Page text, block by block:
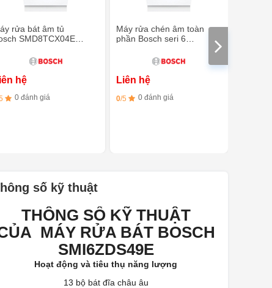
rửa bát âm tủ
SMD8TCX04E
hệ
0 đánh giá
Máy rửa chén âm toàn
phần Bosch seri 6
Liên hệ
0/5 0 đánh giá
số kỹ thuật
THÔNG SỐ KỸ THUẬT
MÁY RỬA BÁT BOSCH
SMI6ZDS49E
Hoạt động và tiêu thụ năng lượng
13 bộ bát đĩa châu âu